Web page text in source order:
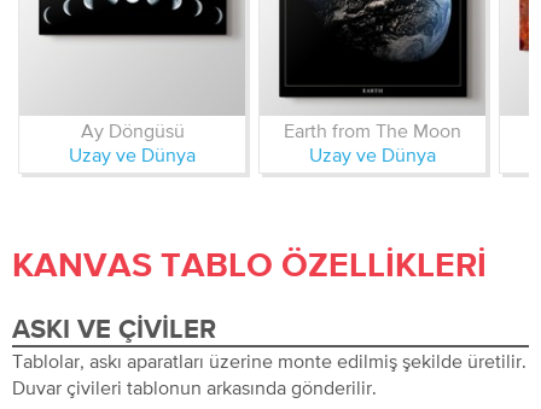
Ay Döngüsü
Uzay ve Dünya
Earth from The Moon
Uzay ve Dünya
KANVAS TABLO ÖZELLIKLERI
ASKI VE ÇIVILER
Tablolar, askı aparatları üzerine monte edilmiş şekilde üretilir.
Duvar çivileri tablonun arkasında gönderilir.